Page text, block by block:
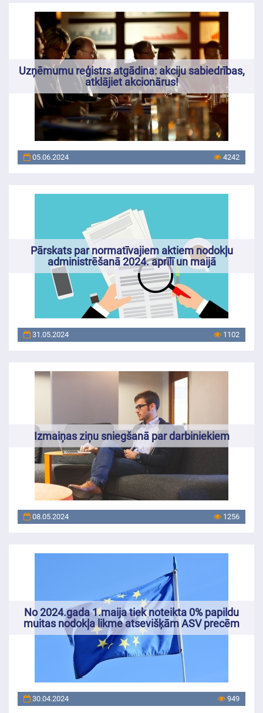
Uzņēmumu reģistrs atgādina: akciju sabiedrības,
atklājiet akcionārus!
05.06.2024 4242
Pārskats par normatīvajiem aktiem nodokļu
administrēšanā 2024. aprīlī un maijā
31.05.2024 1102
Izmaiņas ziņu sniegšanā par darbiniekiem
08.05.2024 1256
No 2024.gada 1.maija tiek noteikta 0% papildu
muitas nodokļa likme atsevišķām ASV precēm
30.04.2024 949